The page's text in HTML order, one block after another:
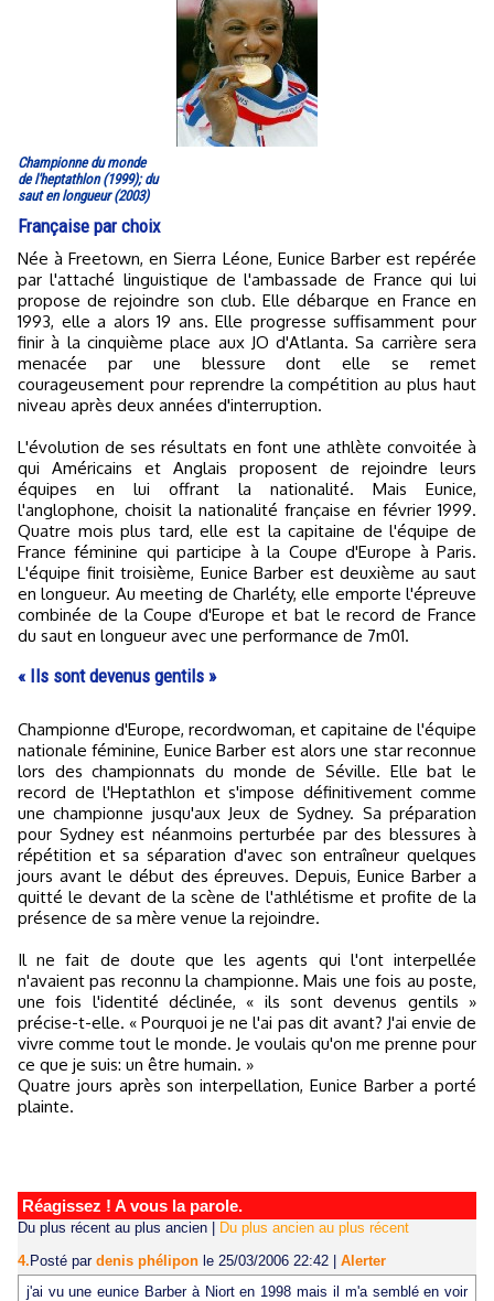
Championne du monde
de l'heptathlon (1999); du
saut en longueur (2003)
Française par choix
Née à Freetown, en Sierra Léone, Eunice Barber est repérée
par l'attaché linguistique de l'ambassade de France qui lui
propose de rejoindre son club. Elle débarque en France en
1993, elle a alors 19 ans. Elle progresse suffisamment pour
finir à la cinquième place aux JO d'Atlanta. Sa carrière sera
menacée par une blessure dont elle se remet
courageusement pour reprendre la compétition au plus haut
niveau après deux années d'interruption.
L'évolution de ses résultats en font une athlète convoitée à
qui Américains et Anglais proposent de rejoindre leurs
équipes en lui offrant la nationalité. Mais Eunice,
l'anglophone, choisit la nationalité française en février 1999.
Quatre mois plus tard, elle est la capitaine de l'équipe de
France féminine qui participe à la Coupe d'Europe à Paris.
L'équipe finit troisième, Eunice Barber est deuxième au saut
en longueur. Au meeting de Charléty, elle emporte l'épreuve
combinée de la Coupe d'Europe et bat le record de France
du saut en longueur avec une performance de 7m01.
« Ils sont devenus gentils »
Championne d'Europe, recordwoman, et capitaine de l'équipe
nationale féminine, Eunice Barber est alors une star reconnue
lors des championnats du monde de Séville. Elle bat le
record de l'Heptathlon et s'impose définitivement comme
une championne jusqu'aux Jeux de Sydney. Sa préparation
pour Sydney est néanmoins perturbée par des blessures à
répétition et sa séparation d'avec son entraîneur quelques
jours avant le début des épreuves. Depuis, Eunice Barber a
quitté le devant de la scène de l'athlétisme et profite de la
présence de sa mère venue la rejoindre.
Il ne fait de doute que les agents qui l'ont interpellée
n'avaient pas reconnu la championne. Mais une fois au poste,
une fois l'identité déclinée, « ils sont devenus gentils »
précise-t-elle. « Pourquoi je ne l'ai pas dit avant? J'ai envie de
vivre comme tout le monde. Je voulais qu'on me prenne pour
ce que je suis: un être humain. »
Quatre jours après son interpellation, Eunice Barber a porté
plainte.
Réagissez ! A vous la parole.
Du plus récent au plus ancien
Du plus ancien au plus récent
4. Posté par denis phélipon le 25/03/2006 22:42
Alerter
j'ai vu une eunice Barber à Niort en 1998 mais il m'a semblé en voir